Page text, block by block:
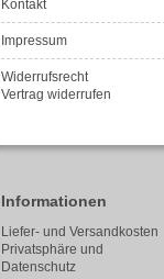
Kontakt
Impressum
Widerrufsrecht
Vertrag widerrufen
Informationen
Liefer- und Versandkosten
Privatsphäre und
Datenschutz